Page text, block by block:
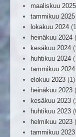
maaliskuu 2025
tammikuu 2025
lokakuu 2024
heinäkuu 2024
kesäkuu 2024
huhtikuu 2024
tammikuu 2024
elokuu 2023 (1)
heinäkuu 2023
kesäkuu 2023
huhtikuu 2023
helmikuu 2023
tammikuu 2023